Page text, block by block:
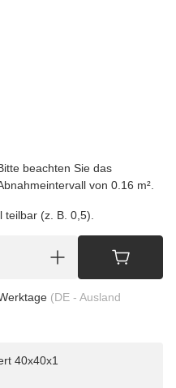
beachten Sie das
von 0.16 m².
teilbar (z. B. 0,5).
(DE - Ausland
40x40x1